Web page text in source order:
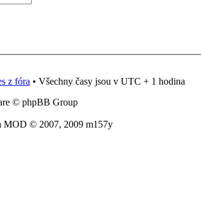
z fóra • Všechny časy jsou v UTC + 1 hodina
© phpBB Group
MOD © 2007, 2009 m157y